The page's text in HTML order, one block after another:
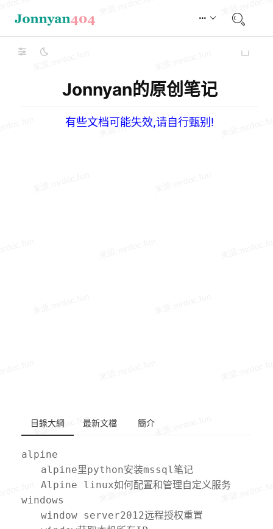
Jonnyan的原创笔记
有些文档可能失效,请自行甄别!
目錄大綱 最新文檔 簡介
alpine
alpine里python安装mssql笔记
Alpine linux如何配置和管理自定义服务
windows
window server2012远程授权重置